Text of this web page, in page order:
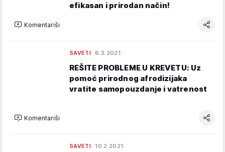
efikasan i prirodan način!
Komentariši
SAVETI 6.3.2021.
REŠITE PROBLEME U KREVETU: Uz
pomoć prirodnog afrodizijaka
vratite samopouzdanje i vatrenost
Komentariši
SAVETI 10.2.2021.